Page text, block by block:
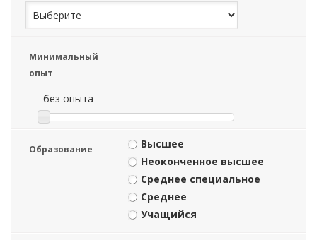
Минимальный
опыт
без опыта
Образование
Высшее
Неоконченное высшее
Среднее специальное
Среднее
Учащийся